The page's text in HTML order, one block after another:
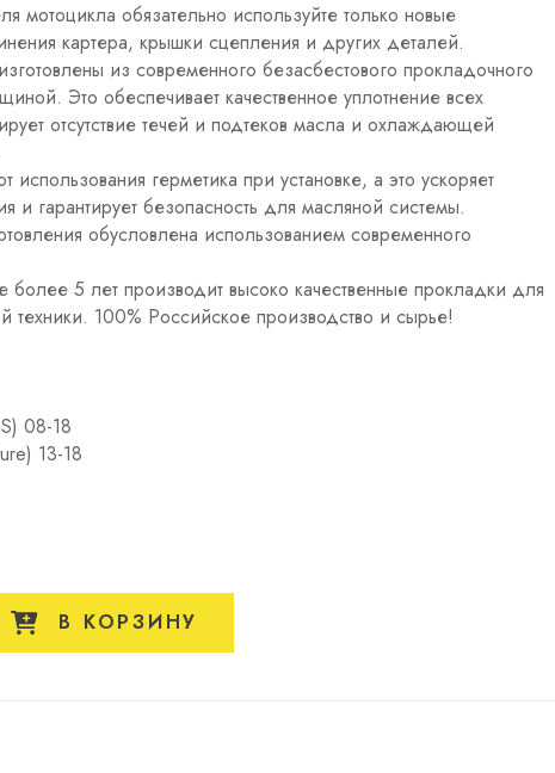
мотоцикла обязательно используйте только новые
картера, крышки сцепления и других деталей.
из современного безасбестового прокладочного
Это обеспечивает качественное уплотнение всех
отсутствие течей и подтеков масла и охлаждающей
использования герметика при установке, а это ускоряет
и гарантирует безопасность для масляной системы.
обусловлена использованием современного
5 лет производит высоко качественные прокладки для
техники. 100% Российское производство и сырье!
08-18
13-18
В КОРЗИНУ